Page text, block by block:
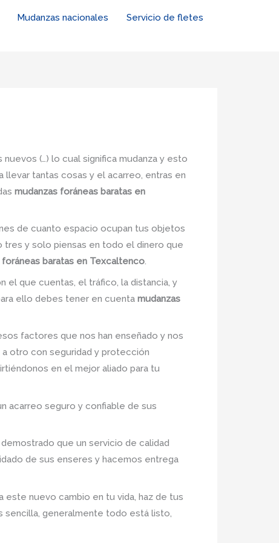
Mudanzas nacionales
Servicio de fletes
(…) lo cual significa mudanza y esto
llevar tantas cosas y el acarreo, entras en
mudanzas foráneas baratas en
de cuanto espacio ocupan tus objetos
tres y solo piensas en todo el dinero que
foráneas baratas en Texcaltenco.
el que cuentas, el tráfico, la distancia, y
ello debes tener en cuenta mudanzas
factores que nos han enseñado y nos
otro con seguridad y protección
en el mejor aliado para tu
acarreo seguro y confiable de sus
que un servicio de calidad
de sus enseres y hacemos entrega
este nuevo cambio en tu vida, haz de tus
sencilla, generalmente todo está listo,